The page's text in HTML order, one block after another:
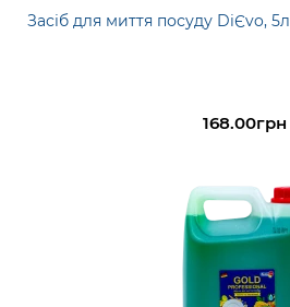
Засіб для миття посуду DiЄvo, 5л
168.00грн